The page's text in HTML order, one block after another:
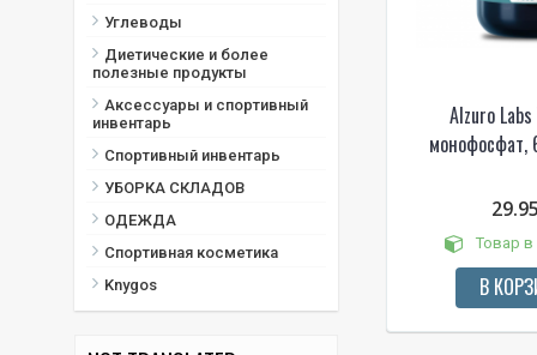
Углеводы
Диетические и более
полезные продукты
Аксессуары и спортивный
инвентарь
Спортивный инвентарь
УБОРКА СКЛАДОВ
ОДЕЖДА
Спортивная косметика
Knygos
Alzuro
монофосфат,
Товар в
В